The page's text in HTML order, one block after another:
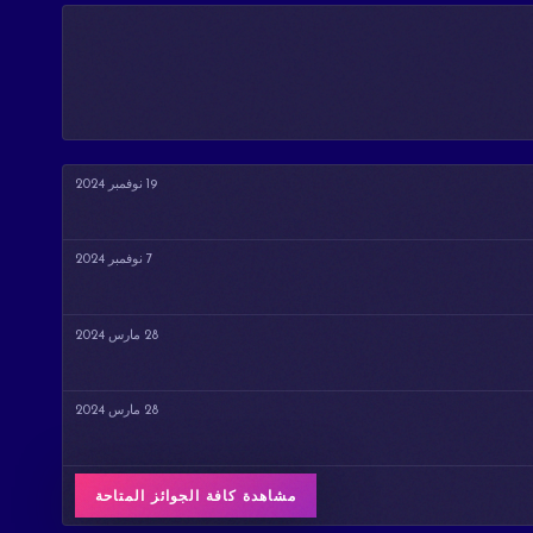
19 نوفمبر 2024
7 نوفمبر 2024
28 مارس 2024
28 مارس 2024
مشاهدة كافة الجوائز المتاحة